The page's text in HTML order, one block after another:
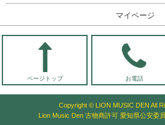
マイページ
ページトップ お電話
Copyright © LION MUSIC DEN All
Lion Music Den 古物商許可 愛知県公安委